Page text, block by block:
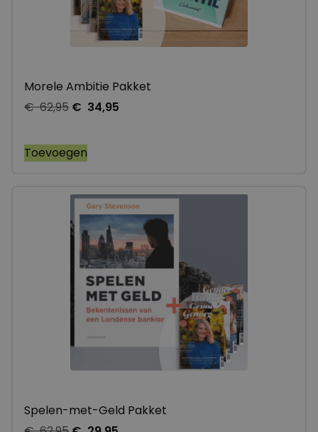
Morele Ambitie Pakket
€62,95 € 34,95
Toevoegen
Spelen-met-Geld Pakket